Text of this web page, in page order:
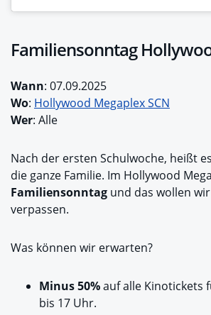
Familiensonntag
Wann: 07.09.2025
Wo: Hollywood Megaplex SCN
Wer: Alle
Nach der ersten Schulwoche, heißt
die ganze Familie. Im Hollywood
Familiensonntag und das wollen
verpassen.
Was können wir erwarten?
Minus 50%auf alle Kinotickets
bis 17 Uhr.